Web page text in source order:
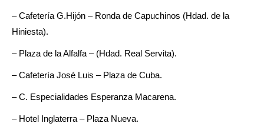
– Cafetería G.Hijón – Ronda de Capuchinos (Hdad. de la
Hiniesta).
– Plaza de la Alfalfa – (Hdad. Real Servita).
– Cafetería José Luis – Plaza de Cuba.
– C. Especialidades Esperanza Macarena.
– Hotel Inglaterra – Plaza Nueva.